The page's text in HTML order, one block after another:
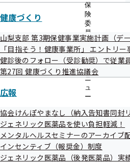
保
険
委
員
の
サ
ブ
メ
ニ
ュ
ー
健康づくり
山梨支部 第3期保健事業実施計画（デ
「目指そう！健康事業所」 エントリ
健診後のフォロー（受診勧奨）で従業
第27回 健康づくり推進協議会
広報
協会けんぽやまなし（納入告知書同封
ジェネリック医薬品を使い負担軽減！
メンタルヘルスセミナーのアーカイブ
インセンティブ（報奨金）制度
ジェネリック医薬品（後発医薬品）実
記入の注意点について
申請書記入時の注意点をまとめた
ご記入いただく際に、ぜひご活用
記入の注意点
どんな時
傷病手当金支給申請書
記入の注意点
病気やケ
を休んだ時